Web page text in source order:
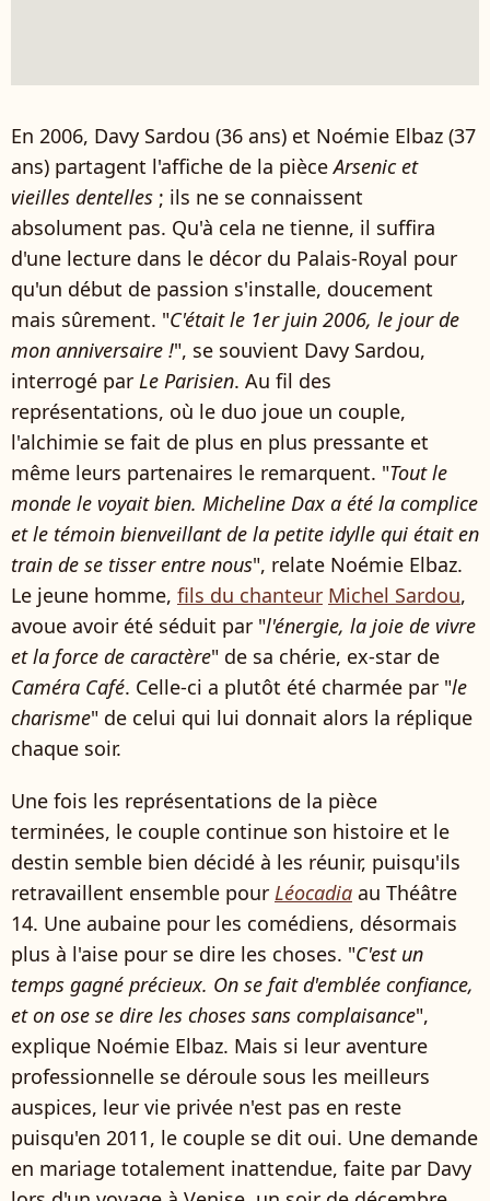
En 2006, Davy Sardou (36 ans) et Noémie Elbaz (37
ans) partagent l'affiche de la pièceArsenic et
vieilles dentelles ; ils ne se connaissent
absolument pas. Qu'à cela ne tienne, il suffira
d'une lecture dans le décor du Palais-Royal pour
qu'un début de passion s'installe, doucement
mais sûrement. "C'était le 1er juin 2006, le jour de
mon anniversaire !", se souvient Davy Sardou,
interrogé par Le Parisien. Au fil des
représentations, où le duo joue un couple,
l'alchimie se fait de plus en plus pressante et
même leurs partenaires le remarquent. "Tout le
monde le voyait bien. Micheline Dax a été la complice
et le témoin bienveillant de la petite idylle qui était en
train de se tisser entre nous", relate Noémie Elbaz.
Le jeune homme, fils du chanteur Michel Sardou,
avoue avoir été séduit par "l'énergie, la joie de vivre
et la force de caractère" de sa chérie, ex-star de
Caméra Café. Celle-ci a plutôt été charmée par "le
charisme" de celui qui lui donnait alors la réplique
chaque soir.
Une fois les représentations de la pièce
terminées, le couple continue son histoire et le
destin semble bien décidé à les réunir, puisqu'ils
retravaillent ensemble pour Léocadia au Théâtre
14. Une aubaine pour les comédiens, désormais
plus à l'aise pour se dire les choses. "C'est un
temps gagné précieux. On se fait d'emblée confiance,
et on ose se dire les choses sans complaisance",
explique Noémie Elbaz. Mais si leur aventure
professionnelle se déroule sous les meilleurs
auspices, leur vie privée n'est pas en reste
puisqu'en 2011, le couple se dit oui. Une demande
en mariage totalement inattendue, faite par Davy